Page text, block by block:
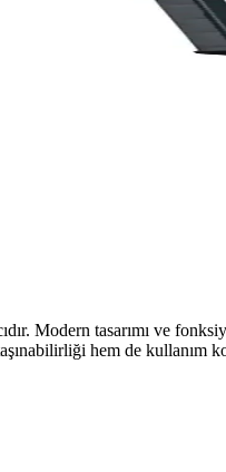
Modern tasarımı ve
hem de kullanım